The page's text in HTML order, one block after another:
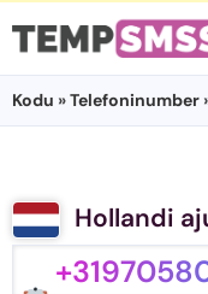
Kodu »Telefoninumber
Hollandi